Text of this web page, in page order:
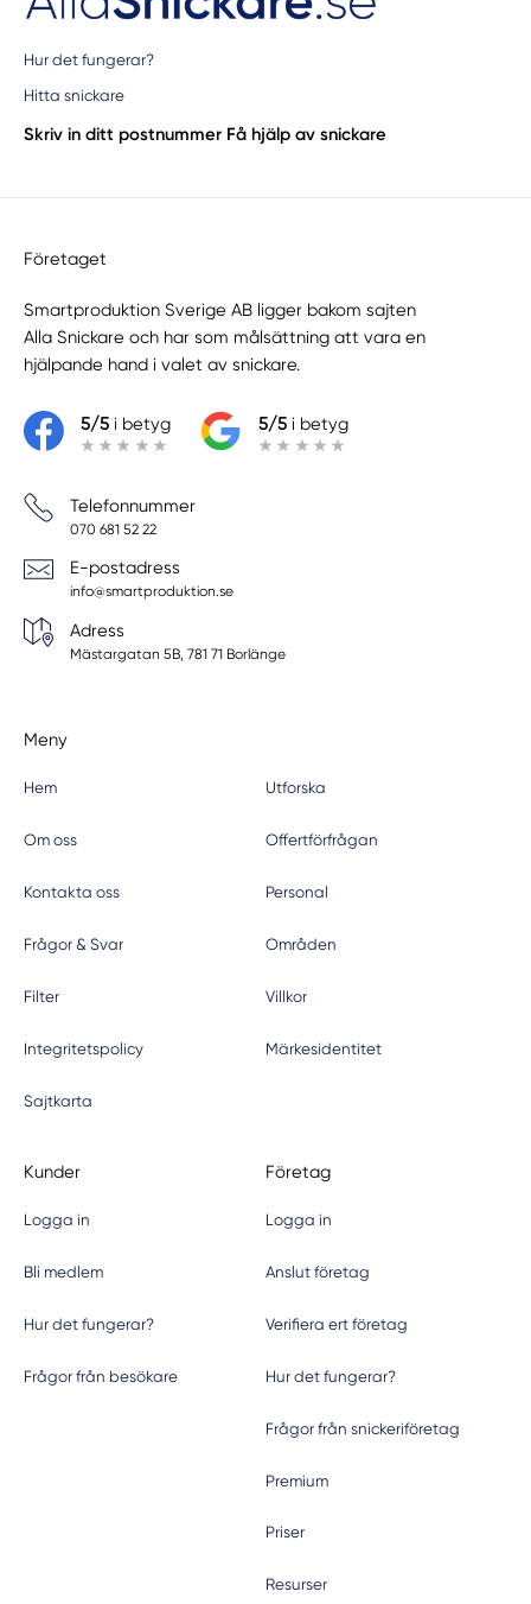
Hur det fungerar?
Hitta snickare
Skriv in ditt postnummer Få hjälp av snickare
Företaget
Smartproduktion Sverige AB ligger bakom sajten
Alla Snickare och har som målsättning att vara en
hjälpande hand i valet av snickare.
5/5i betyg 5/5i betyg
Telefonnummer
070 681 52 22
E-postadress
info@smartproduktion.se
Adress
Mästargatan 5B, 781 71 Borlänge
Meny
Hem Utforska
Om oss Offertförfrågan
Kontakta oss Personal
Frågor & Svar Områden
Filter Villkor
Integritetspolicy Märkesidentitet
Sajtkarta
Kunder
Logga in
Bli medlem
Hur det fungerar?
Frågor från besökare
Företag
Logga in
Anslut företag
Verifiera ert företag
Hur det fungerar?
Frågor från snickeriföretag
Premium
Priser
Resurser